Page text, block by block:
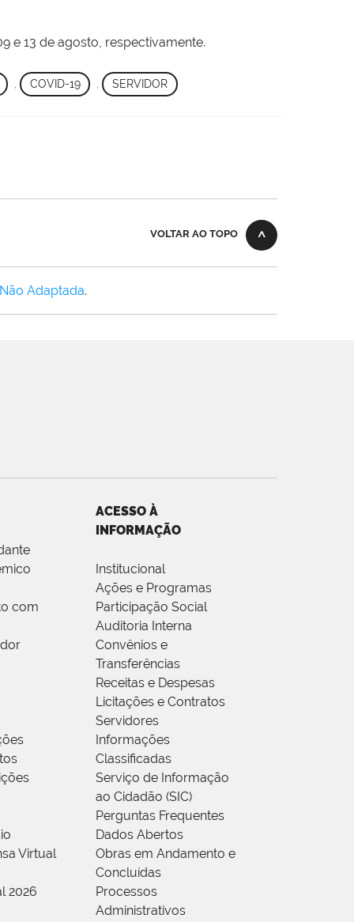
e 13 de agosto, respectivamente.
, COVID-19 , SERVIDOR
VOLTAR AO TOPO
Adaptada.
com
Virtual
2026
ACESSO À
INFORMAÇÃO
Institucional
Ações e Programas
Participação Social
Auditoria Interna
Convênios e
Transferências
Receitas e Despesas
Licitações e Contratos
Servidores
Informações
Classificadas
Serviço de Informação
ao Cidadão (SIC)
Perguntas Frequentes
Dados Abertos
Obras em Andamento e
Concluídas
Processos
Administrativos